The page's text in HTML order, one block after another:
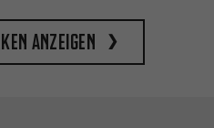
anzeigen